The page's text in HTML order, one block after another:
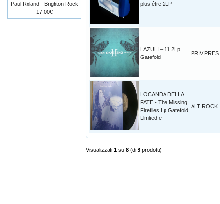
plus être 2LP
LAZULI – 11 2Lp
Gatefold
PRIV.PRES.
LOCANDA DELLA
FATE - The Missing
Fireflies Lp Gatefold
Limited e
ALT ROCK
Visualizzati 1 su 8 (di 8 prodotti)
Paul Roland - Brighton Rock
17.00€